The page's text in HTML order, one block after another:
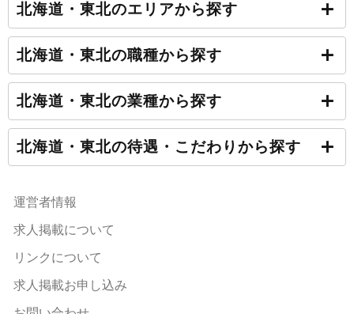
北海道・東北のエリアから探す
北海道・東北の職種から探す
北海道・東北の業種から探す
北海道・東北の待遇・こだわりから探す
運営者情報
求人掲載について
リンクについて
求人掲載お申し込み